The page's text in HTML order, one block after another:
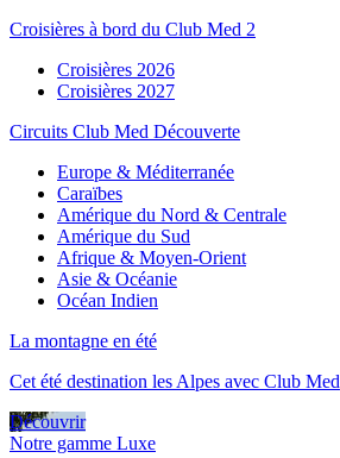
Croisières à bord du Club Med 2
Croisières 2026
Croisières 2027
Circuits Club Med Découverte
Europe & Méditerranée
Caraïbes
Amérique du Nord & Centrale
Amérique du Sud
Afrique & Moyen-Orient
Asie & Océanie
Océan Indien
La montagne en été
Cet été destination les Alpes avec Club Med
Découvrir
Notre gamme Luxe